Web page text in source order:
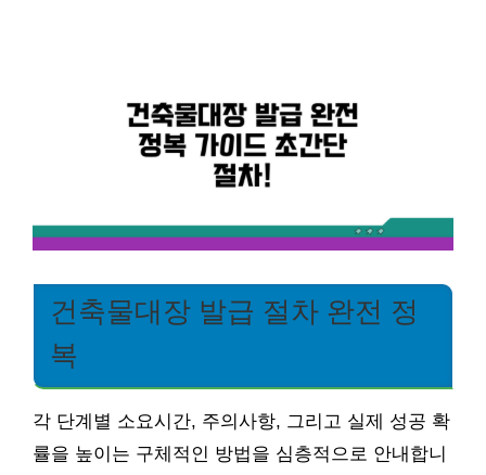
건축물대장 발급 절차 완전 정
복
각 단계별 소요시간, 주의사항, 그리고 실제 성공 확
률을 높이는 구체적인 방법을 심층적으로 안내합니